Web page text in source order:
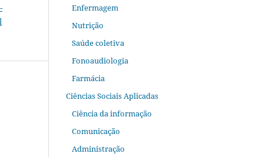
Enfermagem
Nutrição
Saúde coletiva
Fonoaudiologia
Farmácia
Ciências Sociais Aplicadas
Ciência da informação
Comunicação
Administração